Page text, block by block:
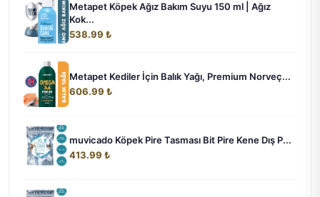
Metapet Köpek Ağız Bakım Suyu 150 ml | Ağız
Kok...
538.99 ₺
Metapet Kediler İçin Balık Yağı, Premium Norveç...
606.99 ₺
muvicado Köpek Pire Tasması Bit Pire Kene Dış P...
413.99 ₺